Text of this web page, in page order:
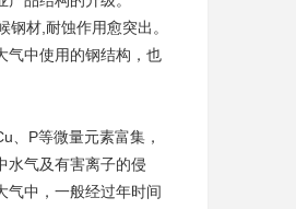
钢材 ,耐蚀作用愈突出。
气中使用的钢结构，也
、P等微量元素富集，
水气及有害离子的侵
气中，一般经过年时间